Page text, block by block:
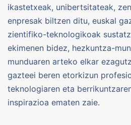
ikastetxeak, unibertsitateak,
enpresak biltzen ditu, euskal
zientifiko-teknologikoak
ekimenen bidez, hezkuntza-
munduaren arteko elkar
gazteei beren etorkizun
teknologiaren eta
inspirazioa ematen zaie.